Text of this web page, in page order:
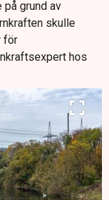
grund av
skulle
för
hos